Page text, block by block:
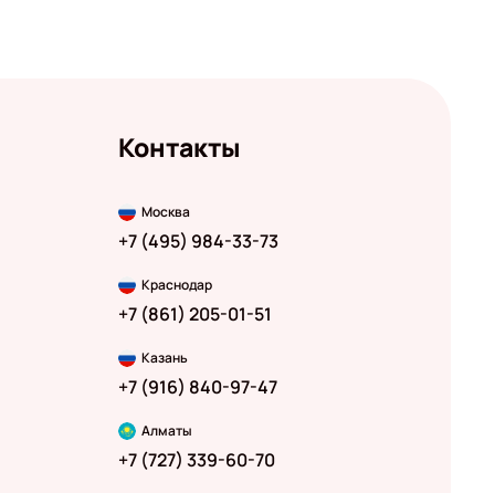
Контакты
Москва
+7 (495) 984-33-73
Краснодар
+7 (861) 205-01-51
Казань
+7 (916) 840-97-47
Алматы
+7 (727) 339-60-70